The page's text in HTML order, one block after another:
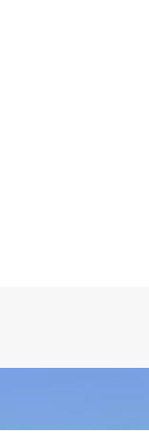
う！
一年ありがとう！ に